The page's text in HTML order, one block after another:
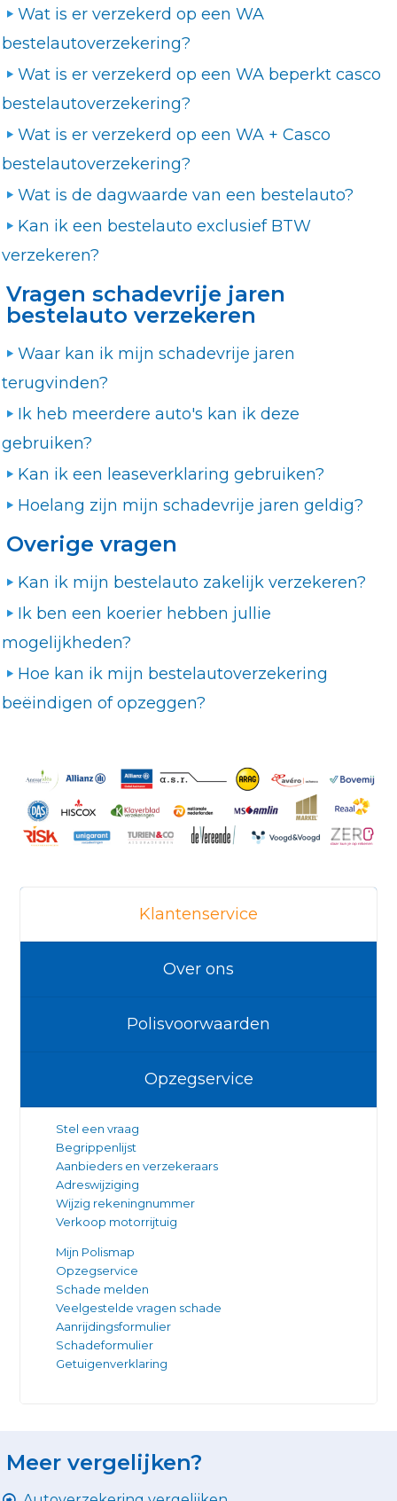
Wat is er verzekerd op een WA
bestelautoverzekering?
Wat is er verzekerd op een WA beperkt casco
bestelautoverzekering?
Wat is er verzekerd op een WA + Casco
bestelautoverzekering?
Wat is de dagwaarde van een bestelauto?
Kan ik een bestelauto exclusief BTW
verzekeren?
Vragen schadevrije jaren
bestelauto verzekeren
Waar kan ik mijn schadevrije jaren
terugvinden?
Ik heb meerdere auto's kan ik deze
gebruiken?
Kan ik een leaseverklaring gebruiken?
Hoelang zijn mijn schadevrije jaren geldig?
Overige vragen
Kan ik mijn bestelauto zakelijk verzekeren?
Ik ben een koerier hebben jullie
mogelijkheden?
Hoe kan ik mijn bestelautoverzekering
beëindigen of opzeggen?
Klantenservice
Over ons
Polisvoorwaarden
Opzegservice
Stel een vraag
Begrippenlijst
Aanbieders en verzekeraars
Adreswijziging
Wijzig rekeningnummer
Verkoop motorrijtuig
Mijn Polismap
Opzegservice
Schade melden
Veelgestelde vragen schade
Aanrijdingsformulier
Schadeformulier
Getuigenverklaring
Meer vergelijken?